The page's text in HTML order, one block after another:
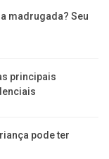
madrugada? Seu
principais
pode ter